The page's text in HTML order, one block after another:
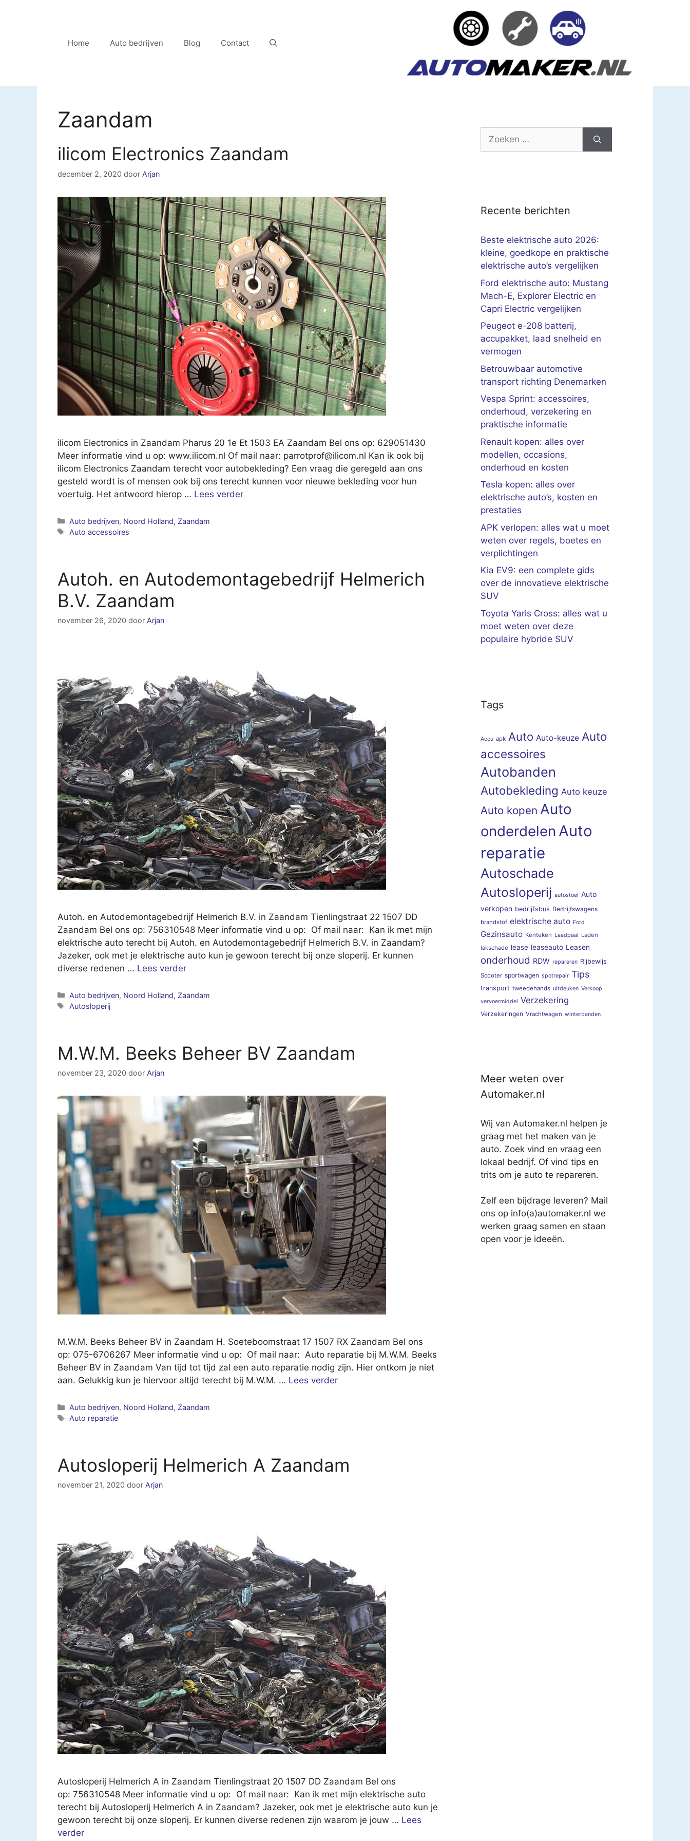
Home Auto bedrijven Blog Contact
Zaandam
ilicom Electronics Zaandam
december 2, 2020 door Arjan
ilicom Electronics in Zaandam Pharus 20 1e Et 1503 EA Zaandam Bel ons op: 629051430
Meer informatie vind u op: www.ilicom.nl Of mail naar: parrotprof@ilicom.nl Kan ik ook bij
ilicom Electronics Zaandam terecht voor autobekleding? Een vraag die geregeld aan ons
gesteld wordt is of mensen ook bij ons terecht kunnen voor nieuwe bekleding voor hun
voertuig. Het antwoord hierop … Lees verder
Categorieën
Auto bedrijven, Noord Holland, Zaandam
Tags
Auto accessoires
Autoh. en Autodemontagebedrijf Helmerich
B.V. Zaandam
november 26, 2020 door Arjan
Autoh. en Autodemontagebedrijf Helmerich B.V. in Zaandam Tienlingstraat 22 1507 DD
Zaandam Bel ons op: 756310548 Meer informatie vind u op: Of mail naar: Kan ik met mijn
elektrische auto terecht bij Autoh. en Autodemontagebedrijf Helmerich B.V. in Zaandam?
Jazeker, ook met je elektrische auto kun je gewoon terecht bij onze sloperij. Er kunnen
diverse redenen … Lees verder
Categorieën
Auto bedrijven, Noord Holland, Zaandam
Tags
Autosloperij
M.W.M. Beeks Beheer BV Zaandam
november 23, 2020 door Arjan
M.W.M. Beeks Beheer BV in Zaandam H. Soeteboomstraat 17 1507 RX Zaandam Bel ons
op: 075-6706267 Meer informatie vind u op: Of mail naar: Auto reparatie bij M.W.M. Beeks
Beheer BV in Zaandam Van tijd tot tijd zal een auto reparatie nodig zijn. Hier ontkom je niet
aan. Gelukkig kun je hiervoor altijd terecht bij M.W.M. … Lees verder
Categorieën
Auto bedrijven, Noord Holland, Zaandam
Tags
Auto reparatie
Autosloperij Helmerich A Zaandam
november 21, 2020 door Arjan
Autosloperij Helmerich A in Zaandam Tienlingstraat 20 1507 DD Zaandam Bel ons
op: 756310548 Meer informatie vind u op: Of mail naar: Kan ik met mijn elektrische auto
terecht bij Autosloperij Helmerich A in Zaandam? Jazeker, ook met je elektrische auto kun je
gewoon terecht bij onze sloperij. Er kunnen diverse redenen zijn waarom je jouw … Lees
verder
Zoek
Recente berichten
Beste elektrische auto 2026:
kleine, goedkope en praktische
elektrische auto’s vergelijken
Ford elektrische auto: Mustang
Mach-E, Explorer Electric en
Capri Electric vergelijken
Peugeot e-208 batterij,
accupakket, laad snelheid en
vermogen
Betrouwbaar automotive
transport richting Denemarken
Vespa Sprint: accessoires,
onderhoud, verzekering en
praktische informatie
Renault kopen: alles over
modellen, occasions,
onderhoud en kosten
Tesla kopen: alles over
elektrische auto’s, kosten en
prestaties
APK verlopen: alles wat u moet
weten over regels, boetes en
verplichtingen
Kia EV9: een complete gids
over de innovatieve elektrische
SUV
Toyota Yaris Cross: alles wat u
moet weten over deze
populaire hybride SUV
Tags
Accu apk Auto Auto-keuze Auto
accessoires
Autobanden
Autobekleding Auto keuze
Auto kopen Auto
onderdelen Auto
reparatie
Autoschade
Autosloperij autostoel Auto
verkopen bedrijfsbus Bedrijfswagens
brandstof elektrische auto Ford
Gezinsauto Kenteken Laadpaal Laden
lakschade lease leaseauto Leasen
onderhoud RDW repareren Rijbewijs
Scooter sportwagen spotrepair Tips
transport tweedehands uitdeuken Verkoop
vervoermiddel Verzekering
Verzekeringen Vrachtwagen winterbanden
Meer weten over
Automaker.nl
Wij van Automaker.nl helpen je
graag met het maken van je
auto. Zoek vind en vraag een
lokaal bedrijf. Of vind tips en
trits om je auto te repareren.
Zelf een bijdrage leveren? Mail
ons op info(a)automaker.nl we
werken graag samen en staan
open voor je ideeën.